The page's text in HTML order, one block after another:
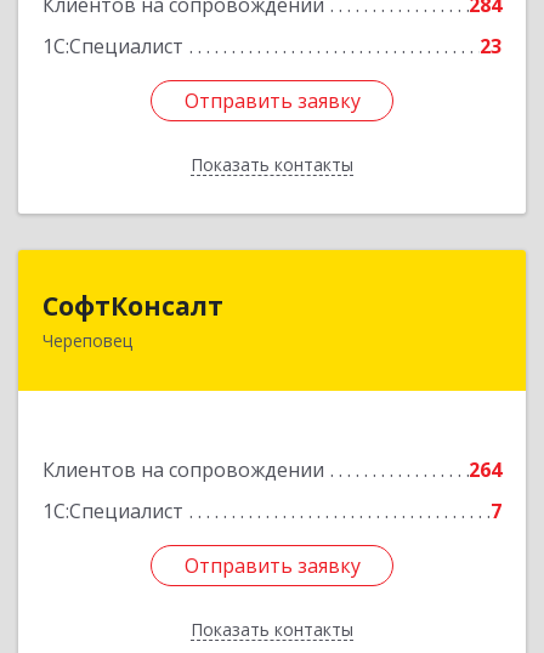
1С:Специалист
23
Отправить заявку
Показать контакты
Отправить заявку
Назад
СофтКонсалт
Череповец
Клиентов на сопровождении
264
1С:Специалист
7
Отправить заявку
Показать контакты
162614, Вологодская обл, Череповец г,
Отправить заявку
Назад